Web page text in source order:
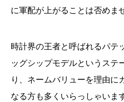
に軍配が上がることは否めま
時計界の王者と呼ばれるパテ
ッグシップモデルというステ
り、ネームバリューを理由に
なる方も多くいらっしゃいま